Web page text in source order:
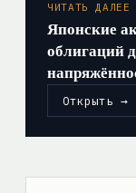
ЧИТАТЬ ДАЛЕЕ
Японские
облигаций
Открыть →